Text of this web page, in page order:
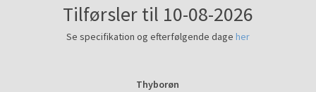
Tilførsler til 10-08-2026
Se specifikation og efterfølgende dage her
Thyborøn